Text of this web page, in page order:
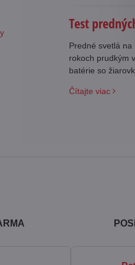
Test
Predné svetlá
rokoch prudkým
batérie so
ponuky najlepšie
Čítajte viac